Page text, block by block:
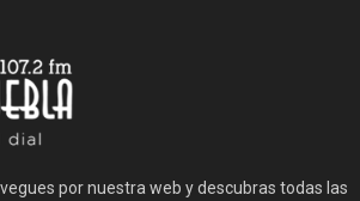
por nuestra web y descubras todas las